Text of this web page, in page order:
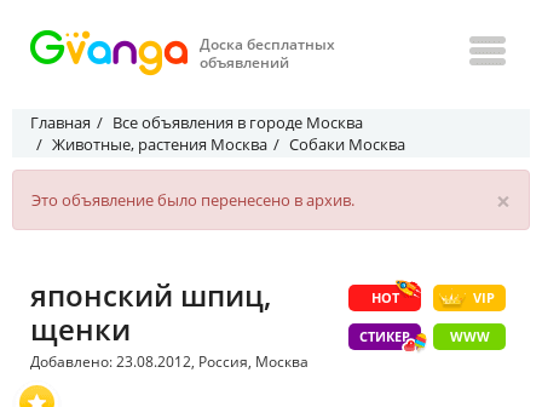
Доска бесплатных
объявлений
Главная
Все объявления в городе Москва
Животные, растения Москва
Собаки Москва
×
Это объявление было перенесено в архив.
HOT VIP
СТИКЕР WWW
японский шпиц,
щенки
Добавлено: 23.08.2012, Россия, Москва